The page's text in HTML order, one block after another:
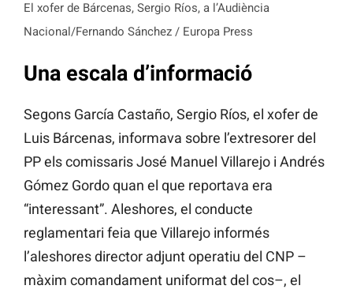
El xofer de Bárcenas, Sergio Ríos, a l’Audiència
Nacional/Fernando Sánchez / Europa Press
Una escala d’informació
Segons García Castaño, Sergio Ríos, el xofer de
Luis Bárcenas, informava sobre l’extresorer del
PP els comissaris José Manuel Villarejo i Andrés
Gómez Gordo quan el que reportava era
“interessant”. Aleshores, el conducte
reglamentari feia que Villarejo informés
l’aleshores director adjunt operatiu del CNP –
màxim comandament uniformat del cos–, el